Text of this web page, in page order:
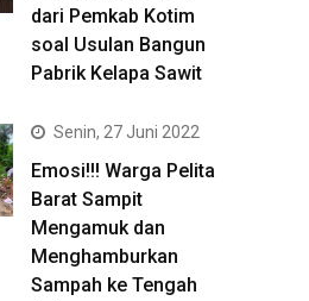
dari Pemkab Kotim
soal Usulan Bangun
Pabrik Kelapa Sawit
Senin, 27 Juni 2022
Emosi!!! Warga Pelita
Barat Sampit
Mengamuk dan
Menghamburkan
Sampah ke Tengah